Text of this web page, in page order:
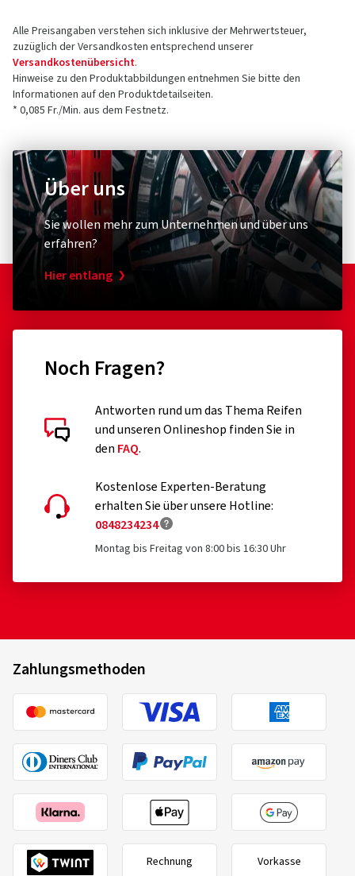
5 Sterne
4 Sterne
3 Sterne
2 Sterne
30.04.2026
Verifizierter Kauf
Ronald H., Deutschland
Top Felgen sehr schön, Beratung super gut alles
Felgengröße in Zoll:6x15 - ET 40 - LK 4x100
Fahrzeugtyp:
26.08.2025
Marko V., Deutschland
Top
68789 St Leon-Rot
Deutschland
Kontakt für Produktsicherheit (kein
Kundensupport)
Alle Preisangaben verstehen sich inklusive der Mehrwertsteuer,
zuzüglich der Versandkosten entsprechend unserer
Versandkostenübersicht.
Hinweise zu den Produktabbildungen entnehmen Sie bitte den
Informationen auf den Produktdetailseiten.
* 0,085 Fr./Min. aus dem Festnetz.
Über uns
Sie wollen mehr zum Unternehmen und über uns
erfahren?
Hier entlang
Noch Fragen?
Antworten rund um das Thema Reifen
und unseren Onlineshop finden Sie in
den FAQ.
Kostenlose Experten-Beratung
erhalten Sie über unsere Hotline:
0848234234
Montag bis Freitag von 8:00 bis 16:30 Uhr
Zahlungsmethoden
Rechnung Vorkasse